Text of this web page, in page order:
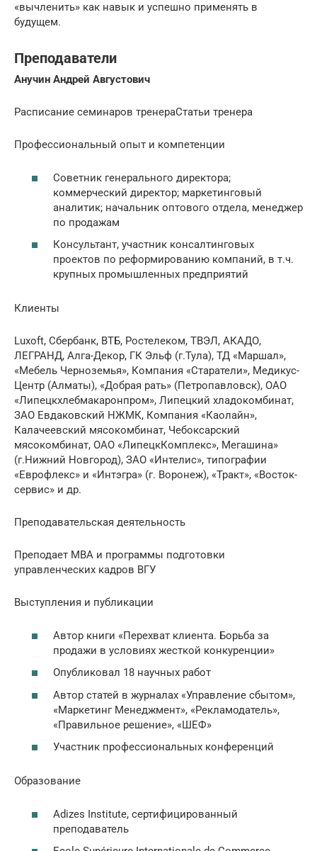
«вычленить» как навык и успешно применять в
будущем.
Преподаватели
Анучин Андрей Августович
Расписание семинаров тренераСтатьи тренера
Профессиональный опыт и компетенции
Советник генерального директора;
коммерческий директор; маркетинговый
аналитик; начальник оптового отдела, менеджер
по продажам
Консультант, участник консалтинговых
проектов по реформированию компаний, в т.ч.
крупных промышленных предприятий
Клиенты
Luxoft, Сбербанк, ВТБ, Ростелеком, ТВЭЛ, АКАДО,
ЛЕГРАНД, Алга-Декор, ГК Эльф (г.Тула), ТД «Маршал»,
«Мебель Черноземья», Компания «Старатели», Медикус-
Центр (Алматы), «Добрая рать» (Петропавловск), ОАО
«Липецкхлебмакаронпром», Липецкий хладокомбинат,
ЗАО Евдаковский НЖМК, Компания «Каолайн»,
Калачеевский мясокомбинат, Чебоксарский
мясокомбинат, ОАО «ЛипецкКомплекс», Мегашина»
(г.Нижний Новгород), ЗАО «Интелис», типографии
«Еврофлекс» и «Интэгра» (г. Воронеж), «Тракт», «Восток-
сервис» и др.
Преподавательская деятельность
Преподает MBA и программы подготовки
управленческих кадров ВГУ
Выступления и публикации
Автор книги «Перехват клиента. Борьба за
продажи в условиях жесткой конкуренции»
Опубликовал 18 научных работ
Автор статей в журналах «Управление сбытом»,
«Маркетинг Менеджмент», «Рекламодатель»,
«Правильное решение», «ШЕФ»
Участник профессиональных конференций
Образование
Adizes Institute, сертифицированный
преподаватель